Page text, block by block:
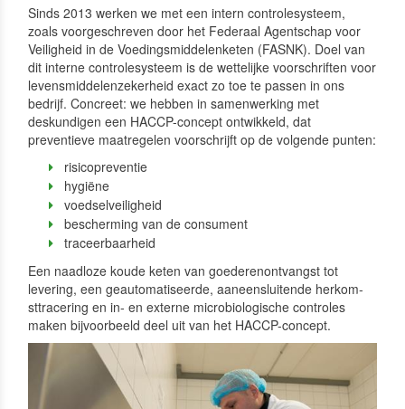
Sinds 2013 werken we met een intern controlesysteem,
zoals voorgeschreven door het Federaal Agentschap voor
Veiligheid in de Voedingsmiddelenketen (FASNK). Doel van
dit interne controlesysteem is de wettelijke voor­schriften voor
levensmiddelenzekerheid exact zo toe te passen in ons
bedrijf. Concreet: we hebben in samen­werking met
deskundigen een HACCP-concept ontwikkeld, dat
preventieve maatregelen voorschrijft op de volgen­de punten:
risicopreventie
hygiëne
voedselveiligheid
bescherming van de consument
traceerbaarheid
Een naadloze koude keten van goederenontvangst tot
levering, een geautomatiseerde, aaneensluitende her­kom­
sttracering en in- en externe microbiologische controles
maken bijvoorbeeld deel uit van het HACCP­-concept.